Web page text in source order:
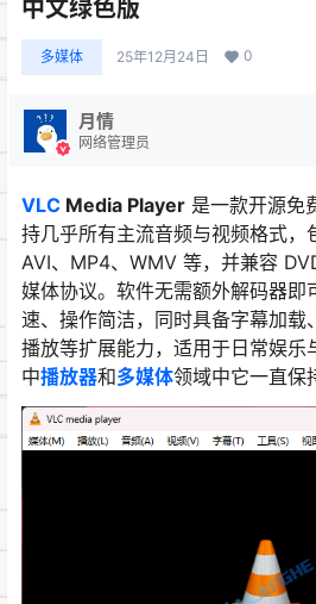
中文绿色版
多媒体 25年12月24日 0
月情
网络管理员
VLC Media Player 是一款开源免
持几乎所有主流音频与视频格式，
AVI、MP4、WMV 等，并兼容
媒体协议。软件无需额外解码器即
速、操作简洁，同时具备字幕加载
播放等扩展能力，适用于日常娱乐
中播放器和多媒体领域中它一直保